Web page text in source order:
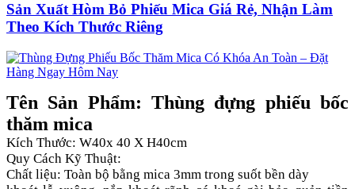
Sản Xuất Hòm Bỏ Phiếu Mica Giá Rẻ, Nhận Làm
Theo Kích Thước Riêng
Tên Sản Phẩm: Thùng đựng phiếu bốc
thăm mica
Kích Thước: W40x 40 X H40cm
Quy Cách Kỹ Thuật:
Chất liệu: Toàn bộ bằng mica 3mm trong suốt bền dày